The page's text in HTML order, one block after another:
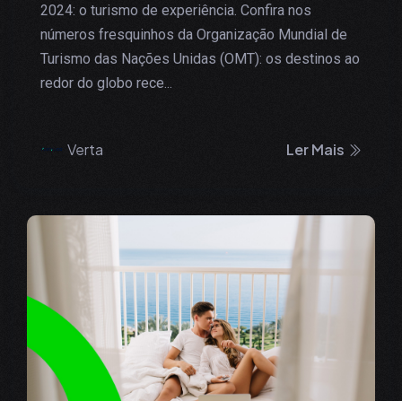
2024: o turismo de experiência. Confira nos
números fresquinhos da Organização Mundial de
Turismo das Nações Unidas (OMT): os destinos ao
redor do globo rece...
Verta Ler Mais